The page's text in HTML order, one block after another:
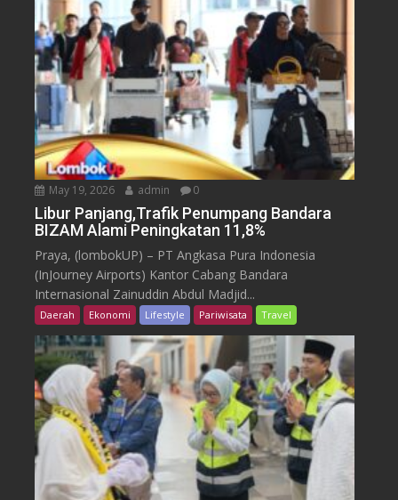
May 19, 2026 admin 0
Libur Panjang,Trafik Penumpang Bandara
BIZAM Alami Peningkatan 11,8%
Praya, (lombokUP) – PT Angkasa Pura Indonesia
(InJourney Airports) Kantor Cabang Bandara
Internasional Zainuddin Abdul Madjid...
Daerah Ekonomi Lifestyle Pariwisata Travel